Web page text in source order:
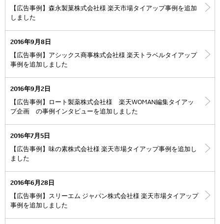
【広告事例】森永製菓株式会社様 楽天市場タイアップ事例を追加
しました
2016年9月8日
【広告事例】アシックス商事株式会社様 楽天トラベルタイアップ
事例を追加しました
2016年9月2日
【広告事例】ロート製薬株式会社様 楽天WOMAN編集タイアッ
プ企画 の事例インタビューを追加しました
2016年7月5日
【広告事例】味の素株式会社様 楽天市場タイアップ事例を追加し
ました
2016年6月28日
【広告事例】スリーエム ジャパン株式会社様 楽天市場タイアップ
事例を追加しました